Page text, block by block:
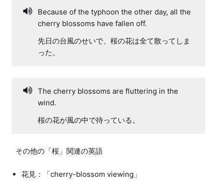
Because of the typhoon the other day, all the
cherry blossoms have fallen off.
先日の台風のせいで、桜の花は全て散ってしま
った。
The cherry blossoms are fluttering in the
wind.
桜の花が風の中で待っている。
花見：「cherry-blossom viewing」